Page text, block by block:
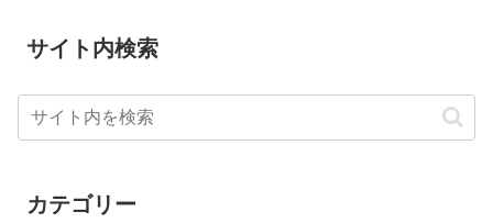
サイト内検索
カテゴリー